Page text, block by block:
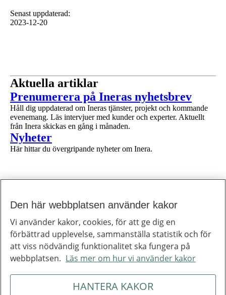
Senast uppdaterad:
2023-12-20
Aktuella artiklar
1 av 1
Prenumerera på Ineras nyhetsbrev
Håll dig uppdaterad om Ineras tjänster, projekt och kommande
evenemang. Läs intervjuer med kunder och experter. Aktuellt
från Inera skickas en gång i månaden.
1 av 1
Nyheter
Här hittar du övergripande nyheter om Inera.
Till toppen av sidan
Inera
Inera är ett digitaliseringsbolag som bidrar till att utveckla välfärden.
Om Inera
Jobba hos oss
Ineras nyhetsbrev
Inera på LinkedIn
Om webbplatsenHantering av kakor
Den här webbplatsen använder kakor
Vi använder kakor, cookies, för att ge dig en
förbättrad upplevelse, sammanställa statistik och för
att viss nödvändig funktionalitet ska fungera på
webbplatsen. Läs mer om hur vi använder kakor
HANTERA KAKOR